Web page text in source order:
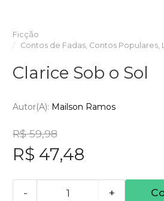
Ficção
Contos de Fadas, Contos Populares,
Clarice Sob o Sol
Autor(a): Mailson Ramos
R$ 59,98
R$ 47,48
- +